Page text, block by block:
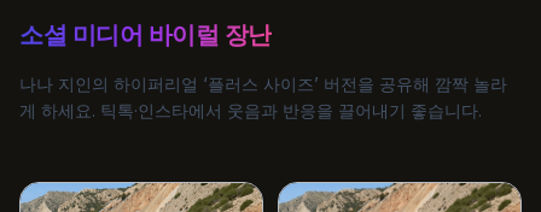
소셜 미디어 바이럴 장난
나나 지인의 하이퍼리얼 ‘플러스 사이즈’ 버전을 공유해 깜짝 놀라
게 하세요. 틱톡·인스타에서 웃음과 반응을 끌어내기 좋습니다.